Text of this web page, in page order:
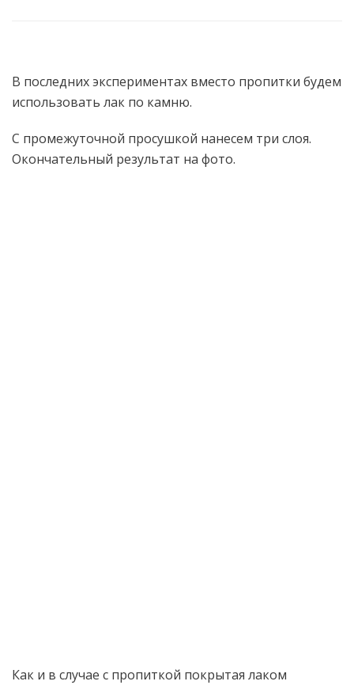
В последних экспериментах вместо пропитки будем
использовать лак по камню.
С промежуточной просушкой нанесем три слоя.
Окончательный результат на фото.
Как и в случае с пропиткой покрытая лаком